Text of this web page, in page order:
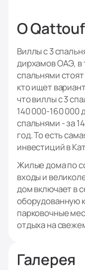
О Qattouf
Виллы с 3
дирхамов ОАЭ, в
спальнями
кто ищет
что виллы с 3
140 000-160 000
спальнями - за
год. То есть
инвестиций в
Жилые дома по
входы и
дом включает в
оборудованную
парковочные
отдыха на
Галерея